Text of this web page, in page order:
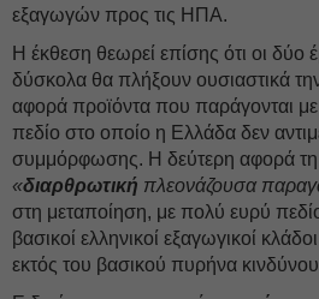
εξαγωγών προς τις ΗΠΑ.
Η έκθεση θεωρεί επίσης ότι οι δύο
δύσκολα θα πλήξουν ουσιαστικά
αφορά προϊόντα που παράγονται με
πεδίο στο οποίο η Ελλάδα δεν
συμμόρφωσης. Η δεύτερη αφορά τη
«διαρθρωτική πλεονάζουσα
στη μεταποίηση, με πολύ ευρύ
βασικοί ελληνικοί εξαγωγικοί
εκτός του βασικού πυρήνα